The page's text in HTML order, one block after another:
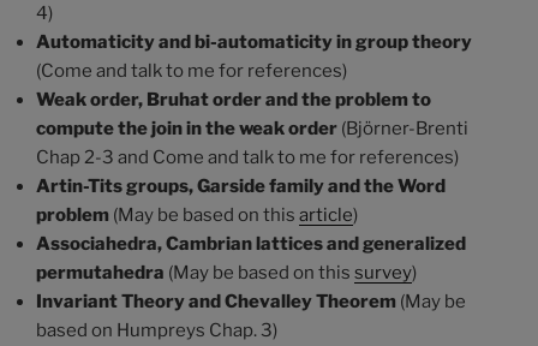
4)
Automaticity and bi-automaticity in group theory
(Come and talk to me for references)
Weak order, Bruhat order and the problem to
compute the join in the weak order (Björner-Brenti
Chap 2-3 and Come and talk to me for references)
Artin-Tits groups, Garside family and the Word
problem (May be based on this article)
Associahedra, Cambrian lattices and generalized
permutahedra (May be based on this survey)
Invariant Theory and Chevalley Theorem (May be
based on Humpreys Chap. 3)